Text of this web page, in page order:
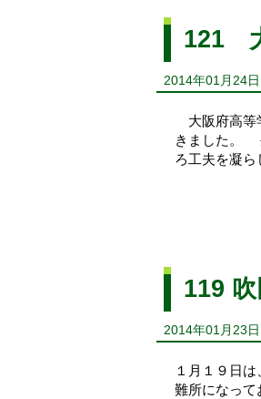
121
2014年01月24
大阪府高等
きました。
ろ工夫を凝ら
119
2014年01月23
１月１９日
難所になって